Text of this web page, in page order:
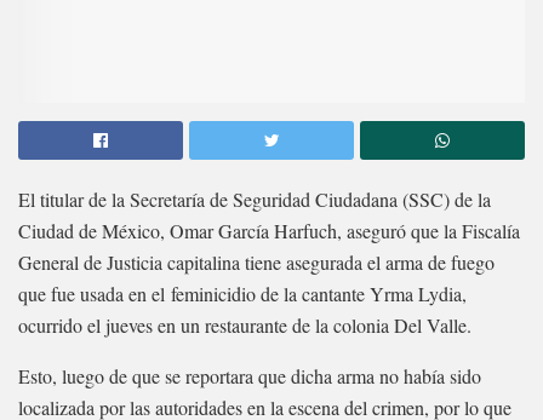
El titular de la Secretaría de Seguridad Ciudadana (SSC) de la
Ciudad de México, Omar García Harfuch, aseguró que la Fiscalía
General de Justicia capitalina tiene asegurada el arma de fuego
que fue usada en el feminicidio de la cantante Yrma Lydia,
ocurrido el jueves en un restaurante de la colonia Del Valle.
Esto, luego de que se reportara que dicha arma no había sido
localizada por las autoridades en la escena del crimen, por lo que